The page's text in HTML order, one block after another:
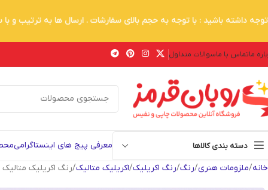
ماتماس با ماسوالات متداول
دسته بندی کالاها معرفی پیج های اینستاگرامی
خانه ملزومات هنری رنگ رنگ اکریلیک اکریلیک متالیک رنگ اکریلیک متالیک
توجه داشته باشید : با توجه به حجم بالای سفارشات . ارسال ها به ترتیب و